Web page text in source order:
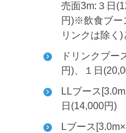
売面3m:３日
円)※飲食ブー
リンクは除く)
ドリンクブー
円)、１日
LLブース
日(14,000円)
Lブース